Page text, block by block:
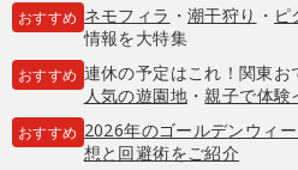
おすすめ ネモフィラ ・ 潮干狩り ・ ピ
情報を大特集
おすすめ 連休の予定はこれ！関東お
人気の遊園地・親子で体験
おすすめ 2026年のゴールデンウィ
想と回避術をご紹介